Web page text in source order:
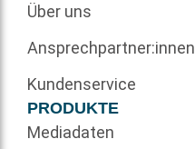
Über uns
Ansprechpartner:innen
Kundenservice
PRODUKTE
Mediadaten